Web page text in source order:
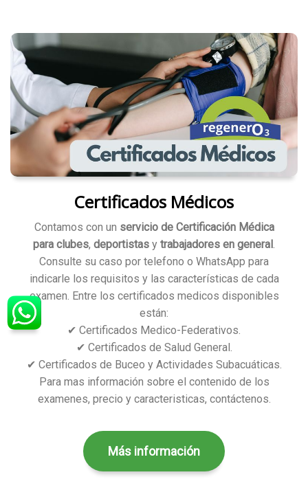
Certificados Médicos
Contamos con un servicio de Certificación Médica
para clubes, deportistas y trabajadores en general .
Consulte su caso por telefono o WhatsApp para
indicarle los requisitos y las características de cada
examen. Entre los certificados medicos disponibles
están:
✔ Certificados Medico-Federativos.
✔ Certificados de Salud General.
✔ Certificados de Buceo y Actividades Subacuáticas.
Para mas información sobre el contenido de los
examenes, precio y caracteristicas, contáctenos.
Más información